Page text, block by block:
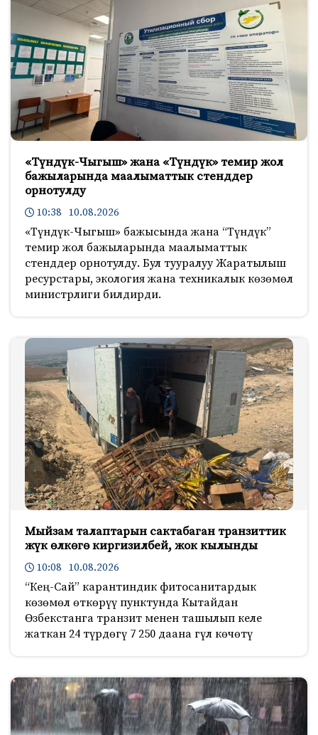
«Түндүк-Чыгыш» жана «Түндүк» темир жол
бажыларында маалыматтык стенддер
орнотулду
10:38 10.08.2026
«Түндүк-Чыгыш» бажысында жана “Түндүк”
темир жол бажыларында маалыматтык
стенддер орнотулду. Бул тууралуу Жаратылыш
ресурстары, экология жана техникалык көзөмөл
министрлиги билдирди.
Мыйзам талаптарын сактабаган транзиттик
жүк өлкөгө киргизилбей, жок кылынды
10:08 10.08.2026
“Кең-Сай” карантиндик фитосанитардык
көзөмөл өткөрүү пунктунда Кытайдан
Өзбекстанга транзит менен ташылып келе
жаткан 24 түрдөгү 7 250 даана гүл көчөтү